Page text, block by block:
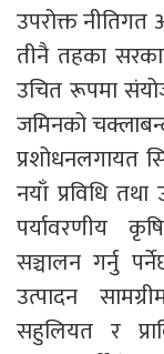
उपरोक्त नीतिगत
तीनै तहका
उचित रूपमा
जमिनको
प्रशोधनलगायत
नयाँ प्रविधि
पर्यावरणीय
सञ्चालन गर्नु
उत्पादन
सहुलियत र